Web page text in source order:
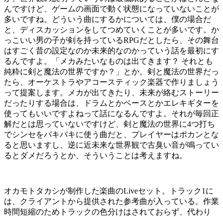
んですけど、ゲームの画面で動く状態になっていないことが
多いですね。どういう曲にするかについては、僕の場合だ
と、ディスカッションをしてつめていくことが多いです。か
っこいい男の子が剣を持っているRPGだとしたら、その舞台
はすごく昔の設定なのか未来的なのかっていう話を最初にす
るんですよ。「メカみたいなものは出てきます？ それとも
純粋に剣と魔法の世界ですか？」とか。剣と魔法の世界だっ
たら、オーケストラやアコースティック楽器で作りましょう
って提案します。メカが出てきたり、未来が絡むストーリー
だったりする場合は、ドラムとかベースとかエレキギターを
使ってもいいですよねって話になるんですよ。それが毎回正
解だとは思っていないですけど、剣と魔法の世界に4つ打ち
でシンセをバキバキに使う曲だと、プレイヤーはポカンとな
ると思いますし、逆に近未来な世界観で古臭い音が鳴ってい
るとダメだろうとか、そういうことは考えますね。
オカモトタカシが制作した楽曲のLiveセット。トラック1に
は、クライアントから提供された参考曲が入っている。作業
時間短縮のためトラックの色分けはされておらず、代わり